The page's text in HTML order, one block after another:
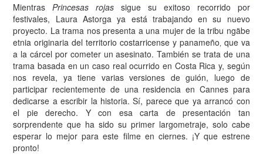
MientrasPrincesas rojas sigue su exitoso recorrido por
festivales, Laura Astorga ya está trabajando en su nuevo
proyecto. La trama nos presenta a una mujer de la tribu ngäbe
etnia originaria del territorio costarricense y panameño‚ que va
a la cárcel por cometer un asesinato. También se trata de una
trama basada en un caso real ocurrido en Costa Rica y, según
nos revela, ya tiene varias versiones de guión, luego de
participar recientemente de una residencia en Cannes para
dedicarse a escribir la historia. Sí, parece que ya arrancó con
el pie derecho. Y con esa carta de presentación tan
sorprendente que ha sido su primer largometraje, solo cabe
esperar lo mejor para este filme en ciernes. ¡Y que estrene
pronto!